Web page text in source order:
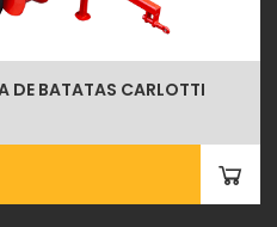
DE BATATAS CARLOTTI